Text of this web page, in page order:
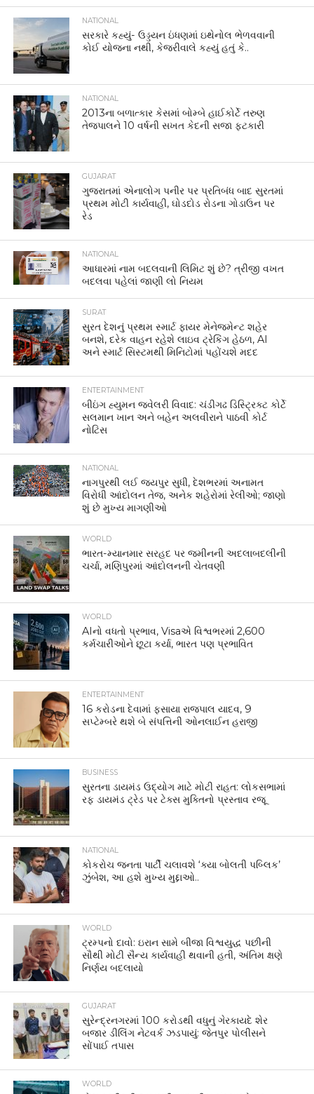
NATIONAL
સરકારે કહ્યું- ઉડ્ડયન ઇંધણમાં ઇથેનોલ ભેળવવાની
કોઈ યોજના નથી, કેજરીવાલે કહ્યું હતું કે..
NATIONAL
2013ના બળાત્કાર કેસમાં બોમ્બે હાઈકોર્ટે તરુણ
તેજપાલને 10 વર્ષની સખત કેદની સજા ફટકારી
GUJARAT
ગુજરાતમાં એનાલોગ પનીર પર પ્રતિબંધ બાદ સુરતમાં
પ્રથમ મોટી કાર્યવાહી, ઘોડદોડ રોડના ગોડાઉન પર
રેડ
NATIONAL
આધારમાં નામ બદલવાની લિમિટ શું છે? ત્રીજી વખત
બદલવા પહેલાં જાણી લો નિયમ
SURAT
સુરત દેશનું પ્રથમ સ્માર્ટ ફાયર મેનેજમેન્ટ શહેર
બનશે, દરેક વાહન રહેશે લાઇવ ટ્રેકિંગ હેઠળ, AI
અને સ્માર્ટ સિસ્ટમથી મિનિટોમાં પહોંચશે મદદ
ENTERTAINMENT
બીઇંગ હ્યુમન જ્વેલરી વિવાદ: ચંડીગઢ ડિસ્ટ્રિક્ટ કોર્ટે
સલમાન ખાન અને બહેન અલવીરાને પાઠવી કોર્ટ
નોટિસ
NATIONAL
નાગપુરથી લઈ જયપુર સુધી, દેશભરમાં અનામત
વિરોધી આંદોલન તેજ, અનેક શહેરોમાં રેલીઓ; જાણો
શું છે મુખ્ય માગણીઓ
WORLD
ભારત-મ્યાનમાર સરહદ પર જમીનની અદલાબદલીની
ચર્ચા, મણિપુરમાં આંદોલનની ચેતવણી
WORLD
AIનો વધતો પ્રભાવ, Visaએ વિશ્વભરમાં 2,600
કર્મચારીઓને છૂટા કર્યા, ભારત પણ પ્રભાવિત
ENTERTAINMENT
16 કરોડના દેવામાં ફસાયા રાજપાલ યાદવ, 9
સપ્ટેમ્બરે થશે બે સંપત્તિની ઓનલાઈન હરાજી
BUSINESS
સુરતના ડાયમંડ ઉદ્યોગ માટે મોટી રાહત: લોકસભામાં
રફ ડાયમંડ ટ્રેડ પર ટેક્સ મુક્તિનો પ્રસ્તાવ રજૂ
NATIONAL
કોકરોચ જનતા પાર્ટી ચલાવશે ‘ક્યા બોલતી પબ્લિક’
ઝુંબેશ, આ હશે મુખ્ય મુદ્દાઓ..
WORLD
ટ્રમ્પનો દાવો: ઇરાન સામે બીજા વિશ્વયુદ્ધ પછીની
સૌથી મોટી સૈન્ય કાર્યવાહી થવાની હતી, અંતિમ ક્ષણે
નિર્ણય બદલાયો
GUJARAT
સુરેન્દ્રનગરમાં 100 કરોડથી વધુનું ગેરકાયદે શેર
બજાર ડીલિંગ નેટવર્ક ઝડપાયું: જેતપુર પોલીસને
સોંપાઈ તપાસ
WORLD